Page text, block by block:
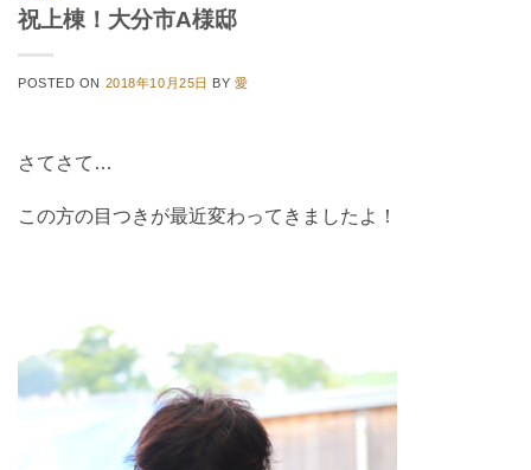
祝上棟！大分市A様邸
POSTED ON 2018年10月25日 BY愛
さてさて…
この方の目つきが最近変わってきましたよ！